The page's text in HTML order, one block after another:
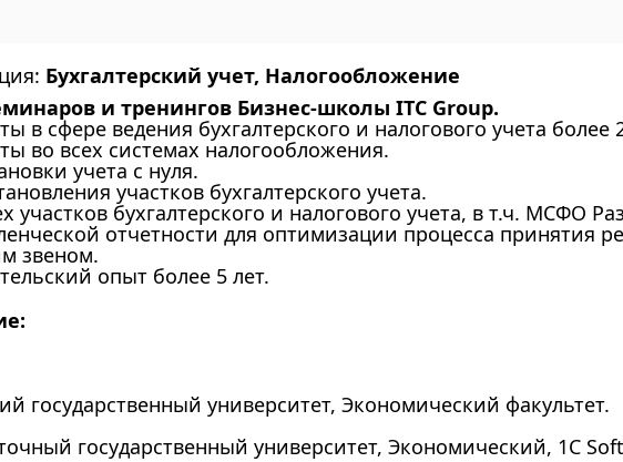
Бухгалтерский учет, Налогообложение
и тренингов Бизнес-школы ITC Group.
в сфере ведения бухгалтерского и налогового учета более
во всех системах налогообложения.
учета с нуля.
участков бухгалтерского учета.
участков бухгалтерского и налогового учета, в т.ч. МСФО
отчетности для оптимизации процесса принятия
звеном.
опыт более 5 лет.
государственный университет, Экономический факультет.
государственный университет, Экономический, 1С